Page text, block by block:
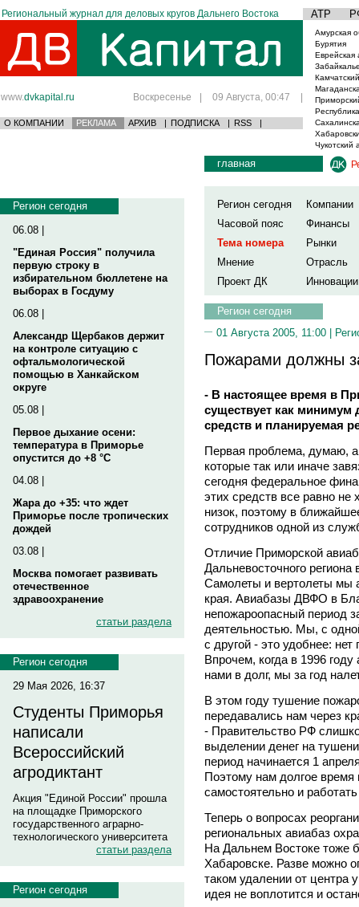
Региональный журнал для деловых кругов Дальнего Востока АТР
www.dvkapital.ru Воскресенье | 09 Августа, 00:47 |
О КОМПАНИИ РЕКЛАМА АРХИВ | ПОДПИСКА | RSS |
Амурская
Бурятия
Еврейская
Чукотский
Регион сегодня
06.08 |
"Единая Россия" получила
первую строку в
избирательном бюллетене на
выборах в Госдуму
06.08 |
Александр Щербаков держит
на контроле ситуацию с
офтальмологической
помощью в Ханкайском
округе
05.08 |
Первое дыхание осени:
температура в Приморье
опустится до +8 °C
04.08 |
Жара до +35: что ждет
Приморье после тропических
дождей
03.08 |
Москва помогает развивать
отечественное
здравоохранение
статьи раздела
Регион сегодня
29 Мая 2026, 16:37
Студенты Приморья
написали
Всероссийский
агродиктант
Акция "Единой России" прошла
на площадке Приморского
государственного аграрно-
технологического университета
статьи раздела
Регион сегодня
главная
Регион сегодня
Компании
Часовой пояс
Финансы
Тема номера
Рынки
Мнение
Отрасль
Проект ДК
Инновации
Регион сегодня
01 Августа 2005, 11:00 |
Пожарами должны
- В настоящее время в
существует как
средств и планируемая
Первая проблема, думаю,
которые так или иначе
сегодня федеральное
этих средств все равно не
низок, поэтому в
сотрудников одной из
Отличие Приморской
Дальневосточного региона
Самолеты и вертолеты мы
края. Авиабазы ДВФО в
непожароопасный период
деятельностью. Мы, с
с другой - это удобнее:
Впрочем, когда в 1996
нами в долг, мы за год
В этом году тушение
передавались нам через
- Правительство РФ
выделении денег на
период начинается 1
Поэтому нам долгое время
самостоятельно и работать
Теперь о вопросах
региональных авиабаз
На Дальнем Востоке тоже
Хабаровске. Разве можно
таком удалении от центра
идея не воплотится и